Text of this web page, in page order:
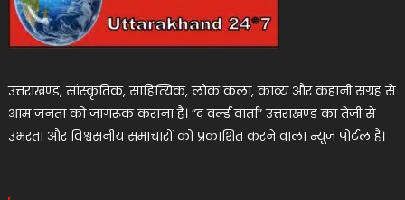
उत्तराखण्ड, सांस्कृतिक, साहित्यिक, लोक कला, काव्य और कहानी संग्रह से
आम जनता को जागरूक कराना है। “द वर्ल्ड वार्ता” उत्तराखण्ड का तेजी से
उभरता और विश्वसनीय समाचारों को प्रकाशित करने वाला न्यूज पोर्टल है।